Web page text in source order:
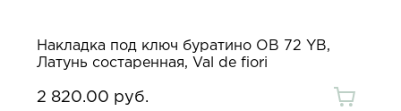
Накладка под ключ буратино OB 72 YB,
Латунь состаренная, Val de fiori
2 820.00 руб.